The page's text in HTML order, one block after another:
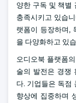
양한 구독 및 책별
충족시키고 있습
랫폼이 등장하며,
을 다양화하고 있
오디오북 플랫폼
술의 발전은 경쟁
다. 기업들은 독점
향상에 집중하며